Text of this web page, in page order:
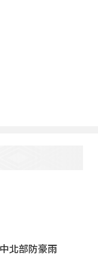
北部防豪雨